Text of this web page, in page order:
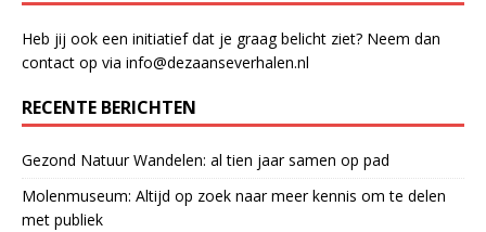
Heb jij ook een initiatief dat je graag belicht ziet? Neem dan
contact op via info@dezaanseverhalen.nl
RECENTE BERICHTEN
Gezond Natuur Wandelen: al tien jaar samen op pad
Molenmuseum: Altijd op zoek naar meer kennis om te delen
met publiek